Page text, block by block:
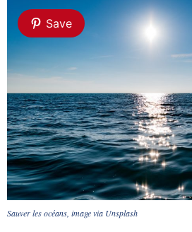
Save
Sauver les océans, image via Unsplash